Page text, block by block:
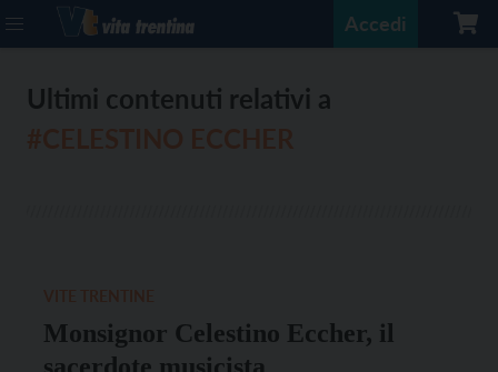
Accedi
Ultimi contenuti relativi a
Monsignor Celestino Eccher, il